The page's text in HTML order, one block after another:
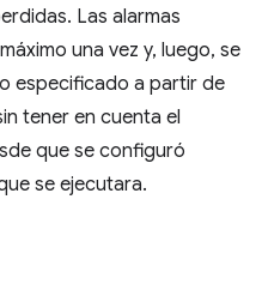
Las alarmas
una vez y, luego, se
especificado a partir de
tener en cuenta el
que se configuró
se ejecutara.